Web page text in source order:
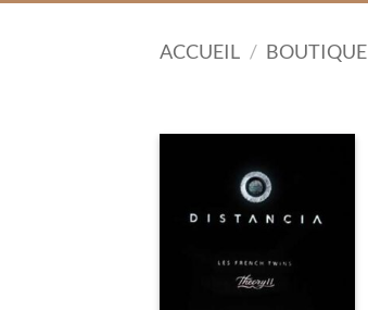
ACCUEIL / BOUTIQUE
wishlist